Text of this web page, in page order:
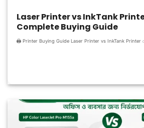
Laser Printer vs InkTank Printer:
Complete Buying Guide
🖨️ Printer Buying Guide Laser Printer vs InkTank Printer কোনটি